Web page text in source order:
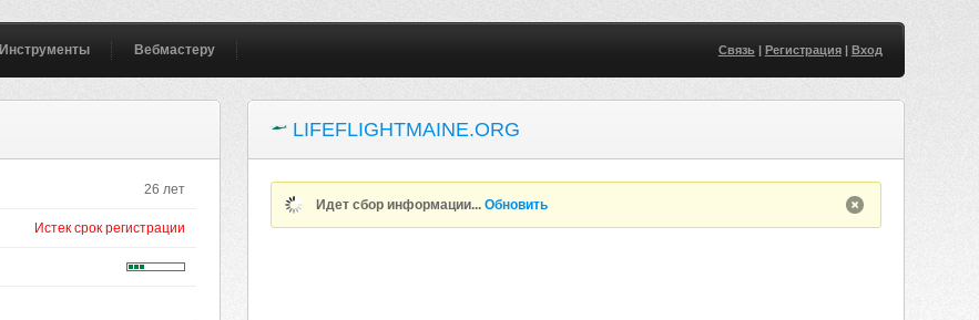
Инструменты Вебмастеру Связь| Регистрация| Вход
26 лет
Истек срок регистрации
LIFEFLIGHTMAINE.ORG
Идет сбор информации...Обновить